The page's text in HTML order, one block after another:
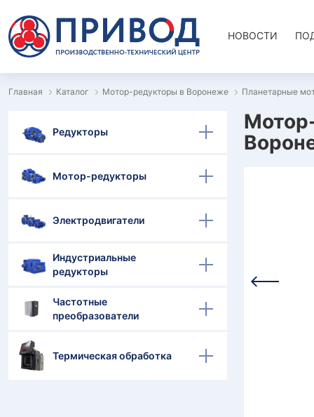
НОВОСТИ
Главная Каталог Мотор-редукторы в Воронеже Планетарные
Редукторы
Мотор-редукторы
Электродвигатели
Индустриальные
редукторы
Частотные
преобразователи
Термическая обработка